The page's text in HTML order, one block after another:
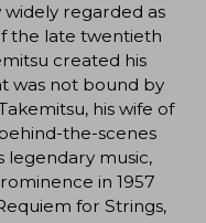
widely regarded as
the late twentieth
created his
was not bound by
his wife of
the-scenes
legendary music,
in 1957
for Strings,